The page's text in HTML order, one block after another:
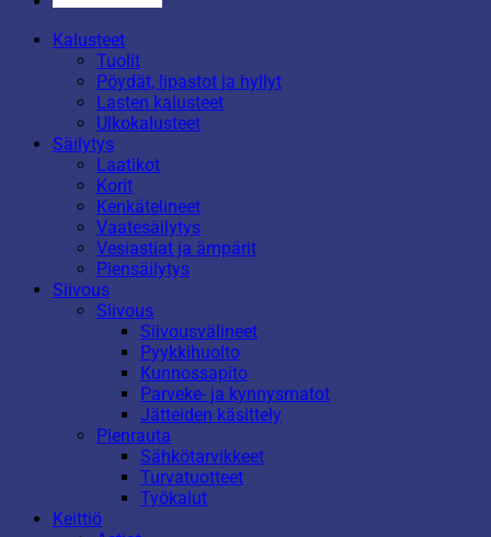
Kalusteet
Tuolit
Pöydät, lipastot ja hyllyt
Lasten kalusteet
Ulkokalusteet
Säilytys
Laatikot
Korit
Kenkätelineet
Vaatesäilytys
Vesiastiat ja ämpärit
Piensäilytys
Siivous
Siivous
Siivousvälineet
Pyykkihuolto
Kunnossapito
Parveke- ja kynnysmatot
Jätteiden käsittely
Pienrauta
Sähkötarvikkeet
Turvatuotteet
Työkalut
Keittiö